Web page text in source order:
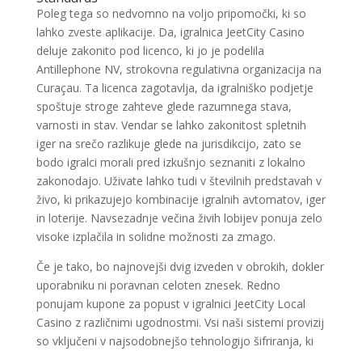
Poleg tega so nedvomno na voljo pripomočki, ki so
lahko zveste aplikacije. Da, igralnica JeetCity Casino
deluje zakonito pod licenco, ki jo je podelila
Antillephone NV, strokovna regulativna organizacija na
Curaçau. Ta licenca zagotavlja, da igralniško podjetje
spoštuje stroge zahteve glede razumnega stava,
varnosti in stav. Vendar se lahko zakonitost spletnih
iger na srečo razlikuje glede na jurisdikcijo, zato se
bodo igralci morali pred izkušnjo seznaniti z lokalno
zakonodajo. Uživate lahko tudi v številnih predstavah v
živo, ki prikazujejo kombinacije igralnih avtomatov, iger
in loterije. Navsezadnje večina živih lobijev ponuja zelo
visoke izplačila in solidne možnosti za zmago.
Če je tako, bo najnovejši dvig izveden v obrokih, dokler
uporabniku ni poravnan celoten znesek. Redno
ponujam kupone za popust v igralnici JeetCity Local
Casino z različnimi ugodnostmi. Vsi naši sistemi provizij
so vključeni v najsodobnejšo tehnologijo šifriranja, ki